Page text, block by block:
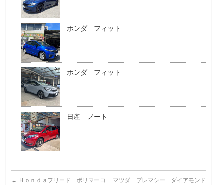
ホンダ フィット
ホンダ フィット
日産 ノート
← Ｈｏｎｄａフリード ポリマーコ
マツダ プレマシー ダイアモンド